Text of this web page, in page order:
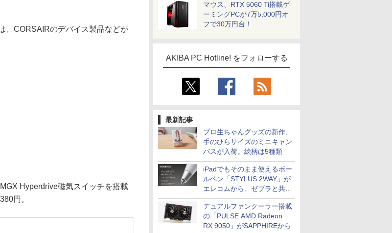
マウス、RTX 5060 Ti搭載ゲ
ーミングPCが7万5,000円オ
フで30万円台！
AKIBA PC Hotline! をフォローする
最新記事
プロ生ちゃんグッズの新作、
手のひらサイズのミニキャン
バスが入荷。絵柄は5種類
iPadでもそのまま使えるボー
ルペン「STYLUS 2WAY」が
エレコムから、ゼブラと共同
開発
デュアルファンクーラー搭載
の「PULSE AMD Radeon
RX 9050」がSAPPHIREから
、CORSAIRのデバイス製品などが
Hyperdrive磁気スイッチを搭載
円。